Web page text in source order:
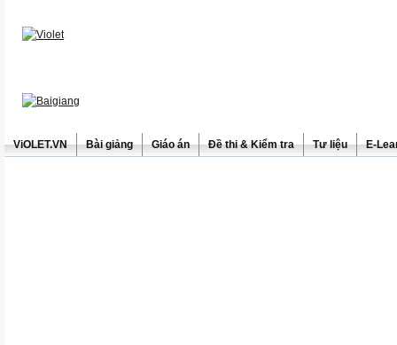
ViOLET.VN Bài giảng Giáo án Đề thi & Kiểm tra Tư liệu E-